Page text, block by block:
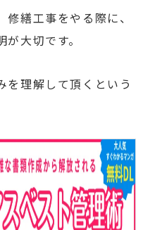
繕工事をやる際に、
大切です。
を理解して頂くという